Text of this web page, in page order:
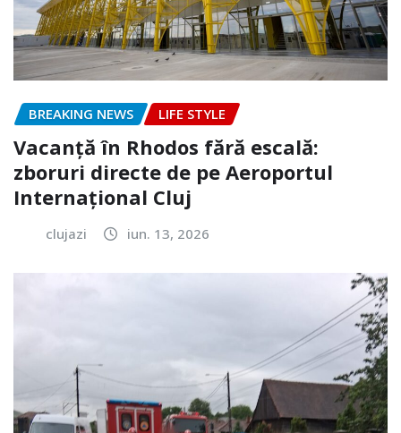
BREAKING NEWS LIFE STYLE
Vacanță în Rhodos fără escală:
zboruri directe de pe Aeroportul
Internațional Cluj
clujazi iun. 13, 2026